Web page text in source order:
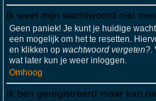
Ik weet mijn wachtwoord niet
Geen paniek! Je kunt je huidige
een mogelijk om het te resetten.
en klikken op wachtwoord vergeten?.
wat later kun je weer inloggen.
Omhoog
Ik ben geregistreerd maar kan